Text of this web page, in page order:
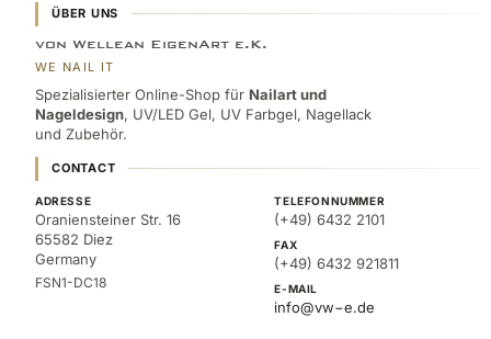
ÜBER UNS
von Wellean EigenArt e.K.
WE NAIL IT
Spezialisierter Online-Shop für Nailart und
Nageldesign, UV/LED Gel, UV Farbgel, Nagellack
und Zubehör.
CONTACT
ADRESSE
Oraniensteiner Str. 16
65582 Diez
Germany
FSN1-DC18
TELEFONNUMMER
(+49) 6432 2101
FAX
(+49) 6432 921811
E-MAIL
info@vw−e.de